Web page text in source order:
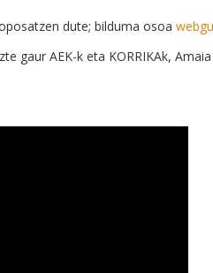
dute; bilduma osoa
gaur AEK-k eta KORRIKAk,